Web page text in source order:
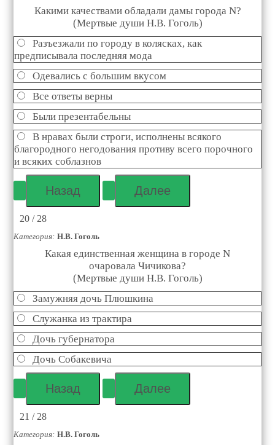
Какими качествами обладали дамы города N?
(Мертвые души Н.В. Гоголь)
Разъезжали по городу в колясках, как
предписывала последняя мода
Одевались с большим вкусом
Все ответы верны
Были презентабельны
В нравах были строги, исполнены всякого
благородного негодования противу всего порочного
и всяких соблазнов
20 / 28
Категория: Н.В. Гоголь
Какая единственная женщина в городе N
очаровала Чичикова?
(Мертвые души Н.В. Гоголь)
Замужняя дочь Плюшкина
Служанка из трактира
Дочь губернатора
Дочь Собакевича
21 / 28
Категория: Н.В. Гоголь